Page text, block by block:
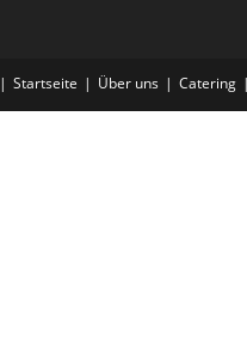
Startseite Über uns Catering